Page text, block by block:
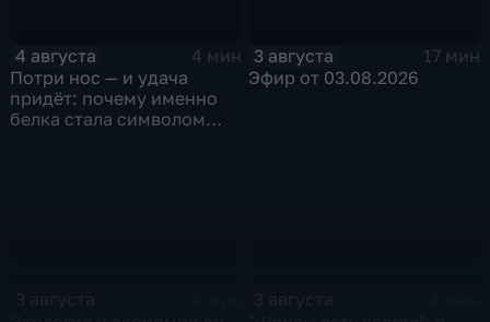
4 августа
4 мин
Потри нос — и удача
придёт: почему именно
белка стала символом
3 августа
17 мин
Эфир от 03.08.2026